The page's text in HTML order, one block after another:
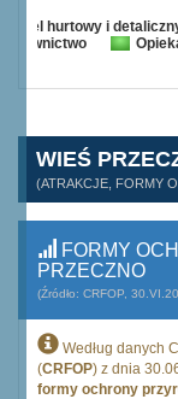
hurtowy i
WIEŚ
(ATRAKCJE, FORMY
FORMY
PRZECZNO
(Źródło: CRFOP,
Według danych
(CRFOP) z dnia
formy ochrony